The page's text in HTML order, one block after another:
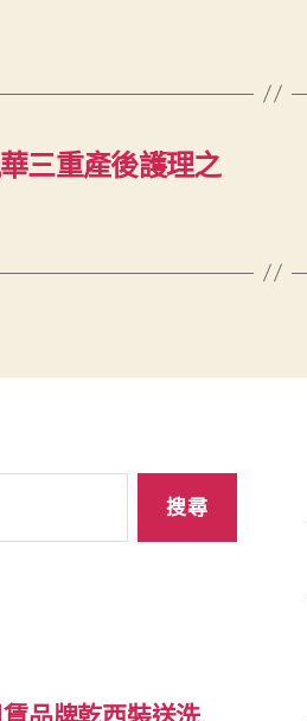
三重產後護理之
品牌乾西裝送洗